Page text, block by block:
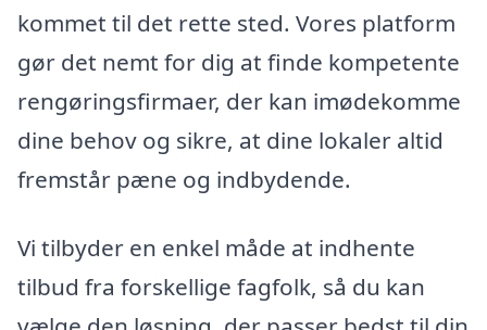
kommet til det rette sted. Vores platform
gør det nemt for dig at finde kompetente
rengøringsfirmaer, der kan imødekomme
dine behov og sikre, at dine lokaler altid
fremstår pæne og indbydende.
Vi tilbyder en enkel måde at indhente
tilbud fra forskellige fagfolk, så du kan